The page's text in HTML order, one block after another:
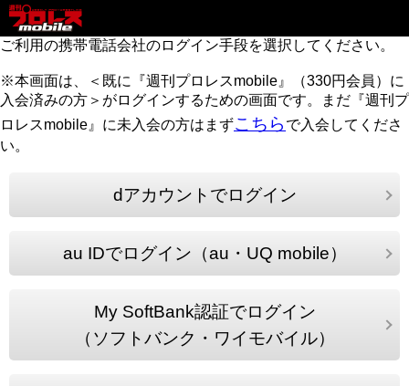
ご利用の携帯電話会社のログイン手段を選択してください。
※本画面は、＜既に『週刊プロレスmobile』（330円会員）に
入会済みの方＞がログインするための画面です。まだ『週刊プ
ロレスmobile』に未入会の方はまずこちら で入会してくださ
い。
dアカウントでログイン
au IDでログイン（au・UQ mobile）
My SoftBank認証でログイン
（ソフトバンク・ワイモバイル）